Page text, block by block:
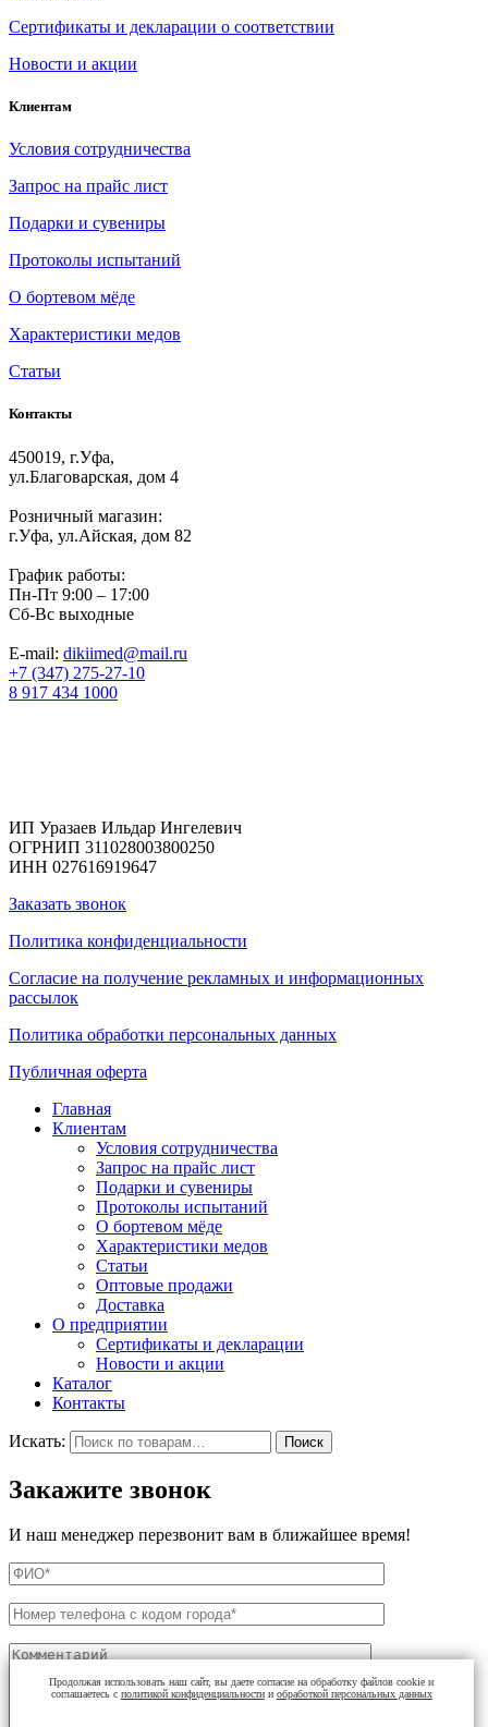
Сертификаты и декларации о соответствии
Новости и акции
Клиентам
Условия сотрудничества
Запрос на прайс лист
Подарки и сувениры
Протоколы испытаний
О бортевом мёде
Характеристики медов
Статьи
Контакты
450019, г.Уфа,
ул.Благоварская, дом 4
Розничный магазин:
г.Уфа, ул.Айская, дом 82
График работы:
Пн-Пт 9:00 – 17:00
Сб-Вс выходные
E-mail: dikiimed@mail.ru
+7 (347) 275-27-10
8 917 434 1000
ИП Уразаев Ильдар Ингелевич
ОГРНИП 311028003800250
ИНН 027616919647
Заказать звонок
Политика конфиденциальности
Согласие на получение рекламных и информационных
рассылок
Политика обработки персональных данных
Публичная оферта
Главная
Клиентам
Условия сотрудничества
Запрос на прайс лист
Подарки и сувениры
Протоколы испытаний
О бортевом мёде
Характеристики медов
Статьи
Оптовые продажи
Доставка
О предприятии
Сертификаты и декларации
Новости и акции
Каталог
Контакты
Искать: Поиск
Закажите звонок
И наш менеджер перезвонит вам в ближайшее время!
Продолжая использовать наш сайт, вы даете согласие на обработку файлов cookie и
соглашаетесь с политикой конфиденциальностии обработкой персональных данных